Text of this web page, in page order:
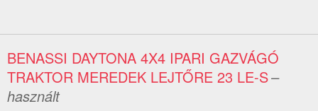
BENASSI DAYTONA 4X4 IPARI GAZVÁGÓ
TRAKTOR MEREDEK LEJTŐRE 23 LE-S–
használt